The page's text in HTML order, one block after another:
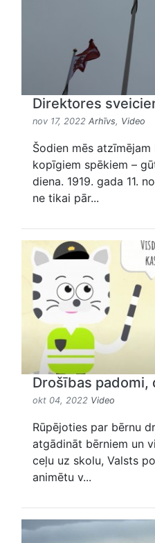
Direktores
nov 17, 2022 Arhīvs, Video
Šodien mēs
kopīgiem spēkiem –
diena. 1919. gada 11.
ne tikai pār...
Drošības padomi,
okt 04, 2022 Video
Rūpējoties par bērnu
atgādināt bērniem un
ceļu uz skolu, Valsts
animētu v...